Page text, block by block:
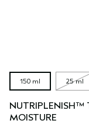
150 ml 25 ml
NUTRIPLENISH™
MOISTURE